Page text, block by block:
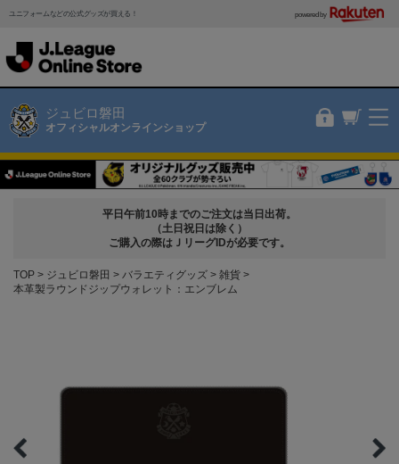
ユニフォームなどの公式グッズが買える！ powered by
ジュビロ磐田
オフィシャルオンラインショップ
平日午前10時までのご注文は当日出荷。
（土日祝日は除く）
ご購入の際はＪリーグIDが必要です。
TOP ジュビロ磐田 バラエティグッズ
雑貨
本革製ラウンドジップウォレット：エンブレム